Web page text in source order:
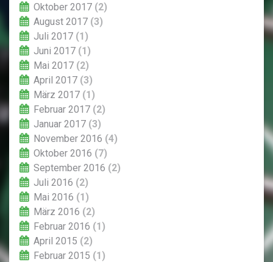
Oktober 2017 (2)
August 2017 (3)
Juli 2017 (1)
Juni 2017 (1)
Mai 2017 (2)
April 2017 (3)
März 2017 (1)
Februar 2017 (2)
Januar 2017 (3)
November 2016 (4)
Oktober 2016 (7)
September 2016 (2)
Juli 2016 (2)
Mai 2016 (1)
März 2016 (2)
Februar 2016 (1)
April 2015 (2)
Februar 2015 (1)